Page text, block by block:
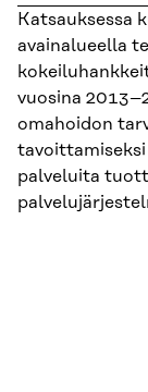
Katsauksessa
avainalueella
vuosina
omahoidon
palveluita